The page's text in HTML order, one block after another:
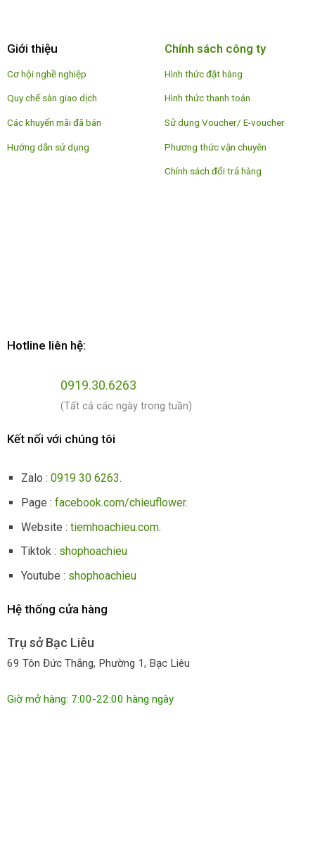
Giới thiệu
Cơ hội nghề nghiệp
Quy chế sàn giao dịch
Các khuyến mãi đã bán
Hướng dẫn sử dụng
Chính sách công ty
Hình thức đặt hàng
Hình thức thanh toán
Sử dụng Voucher/ E-voucher
Phương thức vận chuyên
Chính sách đổi trả hàng
Hotline liên hệ:
0919.30.6263
(Tất cả các ngày trong tuần)
Kết nối với chúng tôi
Zalo :0919 30 6263.
Page :facebook.com/chieuflower.
Website :tiemhoachieu.com.
Tiktok : shophoachieu
Youtube : shophoachieu
Hệ thống cửa hàng
Trụ sở Bạc Liêu
69 Tôn Đức Thắng, Phường 1, Bạc Liêu
Giờ mở hàng: 7:00-22:00 hàng ngày